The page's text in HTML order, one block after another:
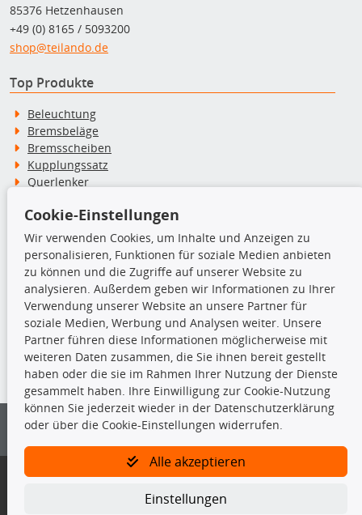
85376 Hetzenhausen
+49 (0) 8165 / 5093200
shop@teilando.de
Top Produkte
Beleuchtung
Bremsbeläge
Bremsscheiben
Kupplungssatz
Querlenker
Stoßdämpfer
TecDoc Inside
Die hier angezeigten Daten insbesondere die gesamte Datenbank dürfen
nicht kopiert werden.
Es ist zu unterlassen, die Daten oder die gesamte Datenbank ohne
vorherige Zustimmung von TecDoc zu vervielfältigen, zu verbreiten
und/oder diese Handlungen durch Dritte ausführen zu lassen. Ein
Bitte prüfen Sie, ob das über unseren Onlineshop identifizierte Ersatzteil
Gegebenenfalls sind ergänzende Informationen notwendig, um
Cookie-Einstellungen
Wir verwenden Cookies, um Inhalte und Anzeigen zu
personalisieren, Funktionen für soziale Medien anbieten
zu können und die Zugriffe auf unserer Website zu
analysieren. Außerdem geben wir Informationen zu Ihrer
Verwendung unserer Website an unsere Partner für
soziale Medien, Werbung und Analysen weiter. Unsere
Partner führen diese Informationen möglicherweise mit
weiteren Daten zusammen, die Sie ihnen bereit gestellt
haben oder die sie im Rahmen Ihrer Nutzung der Dienste
gesammelt haben. Ihre Einwilligung zur Cookie-Nutzung
können Sie jederzeit wieder in der Datenschutzerklärung
oder über die Cookie-Einstellungen widerrufen.
Alle akzeptieren
Einstellungen